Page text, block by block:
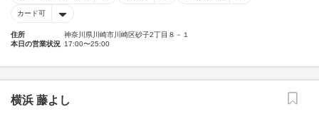
カード可
住所
神奈川県川崎市川崎区砂子2丁目８－１
本日の営業状況 17:00〜25:00
横浜 藤よし